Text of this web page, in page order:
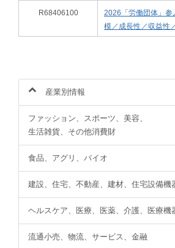
R68406100
2026「労働団体」参
模／成長性／収益性
産業別情報
ファッション、スポーツ、美容、
生活雑貨、その他消費財
食品、アグリ、バイオ
建設、住宅、不動産、建材、住宅設備機
ヘルスケア、医療、医薬、介護、医療機
流通小売、物流、サービス、金融